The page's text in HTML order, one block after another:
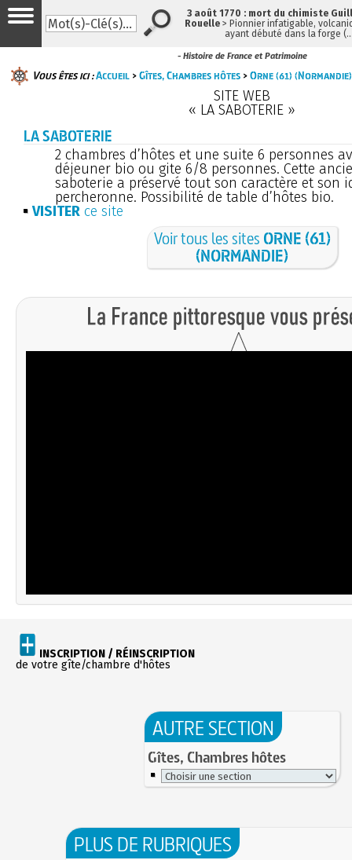
- Histoire de France et Patrimoine
Vous êtes ici :Accueil >Gîtes, Chambres hôtes >Orne (61) (Normandie)
SITE WEB
« LA SABOTERIE »
LA SABOTERIE
2 chambres d’hôtes et une suite 6 personnes
déjeuner bio ou gite 6/8 personnes. Cette
saboterie a préservé tout son caractère et son
percheronne. Possibilité de table d’hôtes bio.
VISITER ce site
Voir tous les sites ORNE (61)
(NORMANDIE)
INSCRIPTION / RÉINSCRIPTION
de votre gîte/chambre d'hôtes
AUTRE SECTION
Gîtes, Chambres hôtes
PLUS DE RUBRIQUES
3 août 1770 : mort du chimiste
Rouelle> Pionnier infatigable,
ayant débuté dans la forge